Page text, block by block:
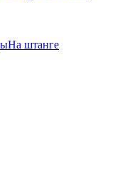
На штанге